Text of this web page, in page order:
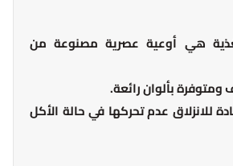
هي أوعية عصرية مصنوعة من
ومتوفرة بألوان رائعة.
للانزلاق عدم تحركها في حالة الأكل